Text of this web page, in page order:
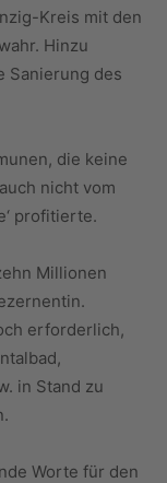
Kreis mit den
Hinzu
Sanierung des
die keine
nicht vom
profitierte.
Millionen
erforderlich,
in Stand zu
Worte für den